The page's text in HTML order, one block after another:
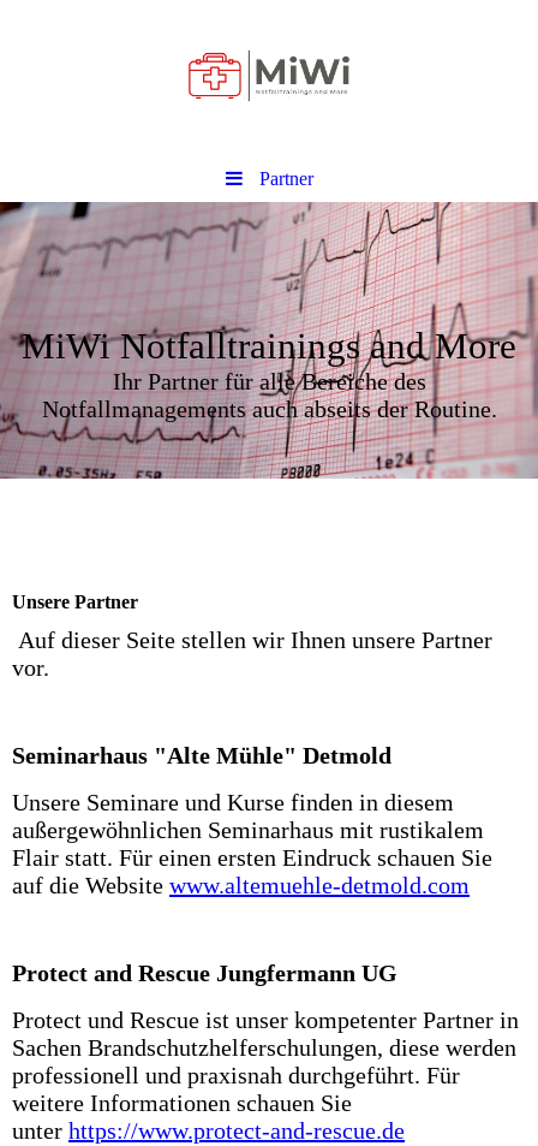
Partner
MiWi Notfalltrainings and More
Ihr Partner für alle Bereiche des
Notfallmanagements auch abseits der Routine.
Unsere Partner
Auf dieser Seite stellen wir Ihnen unsere Partner
vor.
Seminarhaus "Alte Mühle" Detmold
Unsere Seminare und Kurse finden in diesem
außergewöhnlichen Seminarhaus mit rustikalem
Flair statt. Für einen ersten Eindruck schauen Sie
auf die Website www.altemuehle-detmold.com
Protect and Rescue Jungfermann UG
Protect und Rescue ist unser kompetenter Partner in
Sachen Brandschutzhelferschulungen, diese werden
professionell und praxisnah durchgeführt. Für
weitere Informationen schauen Sie
unter https://www.protect-and-rescue.de